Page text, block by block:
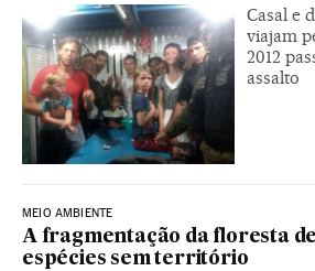
Casal e
viajam
2012
assalto
MEIO AMBIENTE
A fragmentação da floresta
espécies sem território